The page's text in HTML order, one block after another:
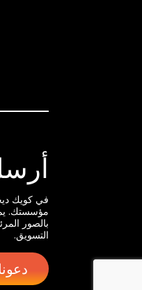
في كويك
مؤسستك.
بالصور
التسويق.